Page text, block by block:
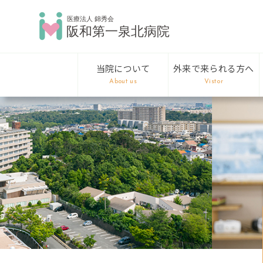
当院について
About us
外来で来られる方へ
Vistor